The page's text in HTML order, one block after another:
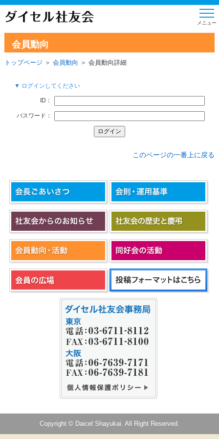
会員動向
トップページ ＞ 会員動向 ＞ 会員動向詳細
▼ ログインしてください
ID：
パスワード：
このページの一番上に戻る
Copyright © Daicel Shayukai. All Right Reserved.